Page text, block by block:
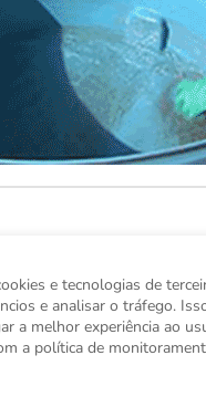
e tecnologias de
e analisar o tráfego.
a melhor experiência ao
a política de